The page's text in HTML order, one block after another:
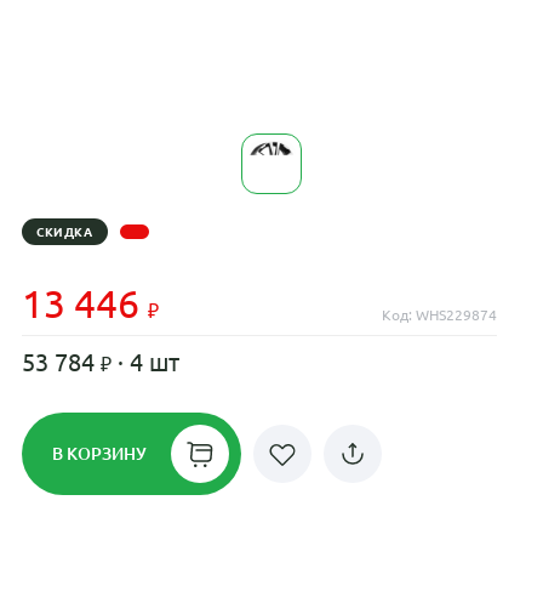
СКИДКА
13 446 Код: WHS229874
53 784 · 4 шт
В КОРЗИНУ